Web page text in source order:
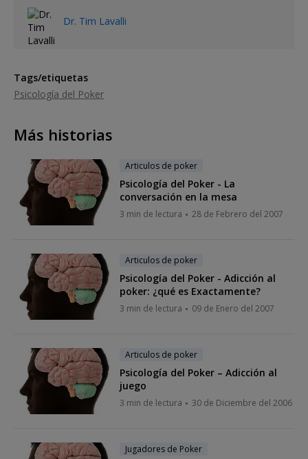
Dr. Tim Lavalli
Tags/etiquetas
Psicología del Poker
Más historias
Articulos de poker
Psicología del Poker - La
conversación en la mesa
3 min de lectura 28 de Febrero del 2007
Articulos de poker
Psicología del Poker - Adicción al
poker: ¿qué es Exactamente?
3 min de lectura 09 de Enero del 2007
Articulos de poker
Psicología del Poker – Adicción al
juego
3 min de lectura 30 de Diciembre del 2006
Jugadores de Poker